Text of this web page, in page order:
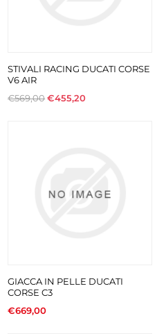
STIVALI RACING DUCATI CORSE
V6 AIR
€569,00€455,20
GIACCA IN PELLE DUCATI
CORSE C3
€669,00